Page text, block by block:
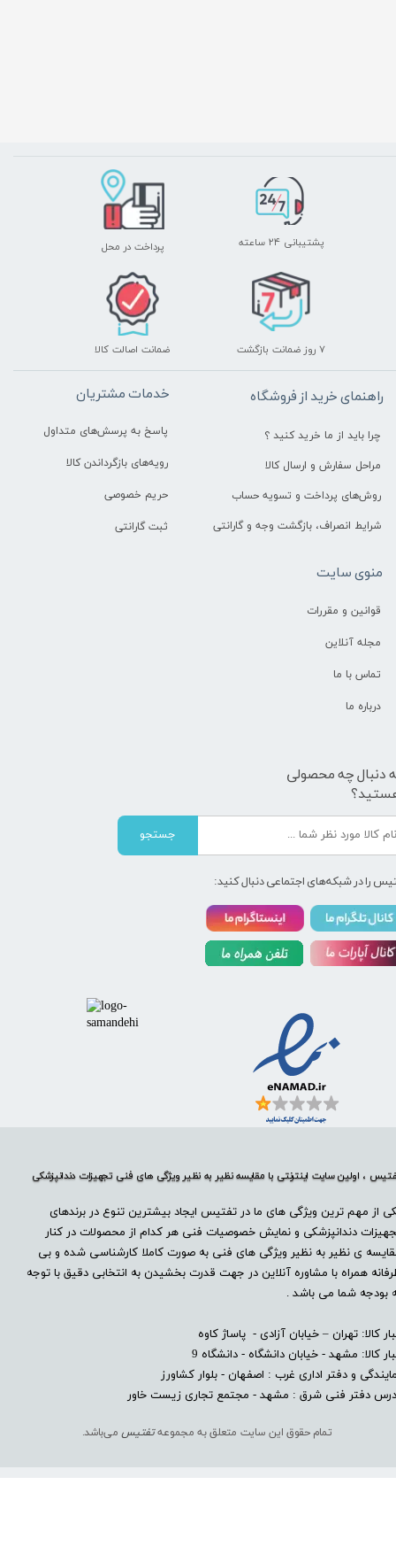
، اولین سایت اینترنتی با مقایسه نظیر به نظیر ویژگی های فنی تجهیزات دندانپزشکی
از مهم ترین ویژگی های ما در تفتیس ایجاد بیشترین تنوع در برندهای
دندانپزشکی و نمایش خصوصیات فنی هر کدام از محصولات در کنار
ی نظیر به نظیر ویژگی های فنی به صورت کاملا کارشناسی شده و بی
همراه با مشاوره آنلاین در جهت قدرت بخشیدن به انتخابی دقیق با توجه
بودجه شما می باشد .
کالا: تهران – خیابان آزادی - پاساژ کاوه
کالا: مشهد - خیابان دانشگاه - دانشگاه 9
و دفتر اداری غرب : اصفهان - بلوار کشاورز​​​​​​​
دفتر فنی شرق : مشهد - مجتمع تجاری زیست خاور
تمام حقوق این سایت متعلق به مجموعهتفتیسمی‌باشد.
پشتیبانی ۲۴ ساعته پرداخت در محل
۷ روز ضمانت بازگشت ضمانت اصالت کالا
راهنمای خرید از فروشگاه
چرا باید از ما خرید کنید ؟
مراحل سفارش و ارسال کالا
روش‌های پرداخت و تسویه حساب
شرایط انصراف، بازگشت وجه و گارانتی
خدمات مشتریان
پاسخ به پرسش‌های متداول
رویه‌های بازگرداندن کالا
حریم خصوصی
ثبت گارانتی
منوی سایت
قوانین و مقررات
مجله آنلاین
تماس با ما
درباره ما
دنبال چه محصولی
جستجو
را در شبکه‌های اجتماعی دنبال کنید: